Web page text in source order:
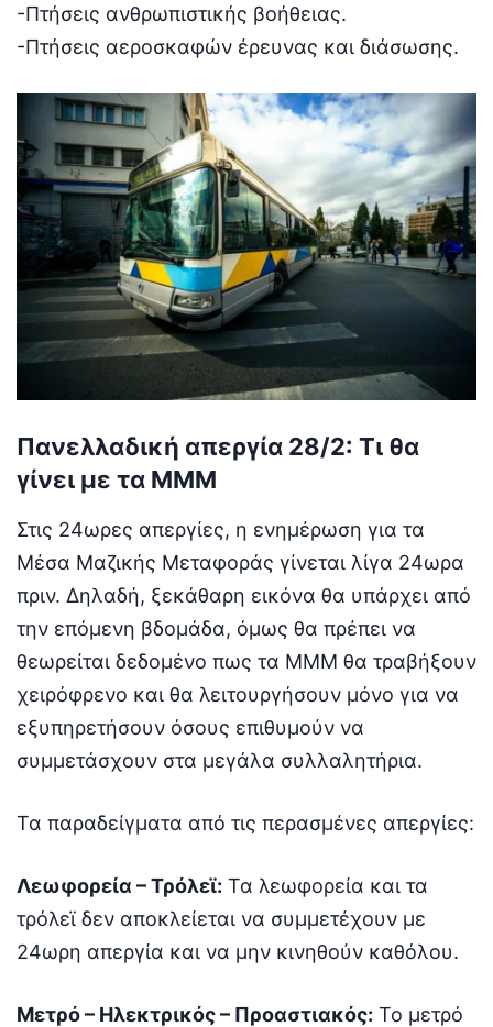
-Πτήσεις ανθρωπιστικής βοήθειας.
-Πτήσεις αεροσκαφών έρευνας και διάσωσης.
Πανελλαδική απεργία 28/2: Τι θα
γίνει με τα ΜΜΜ
Στις 24ωρες απεργίες, η ενημέρωση για τα
Μέσα Μαζικής Μεταφοράς γίνεται λίγα 24ωρα
πριν. Δηλαδή, ξεκάθαρη εικόνα θα υπάρχει από
την επόμενη βδομάδα, όμως θα πρέπει να
θεωρείται δεδομένο πως τα ΜΜΜ θα τραβήξουν
χειρόφρενο και θα λειτουργήσουν μόνο για να
εξυπηρετήσουν όσους επιθυμούν να
συμμετάσχουν στα μεγάλα συλλαλητήρια.
Τα παραδείγματα από τις περασμένες απεργίες:
Λεωφορεία – Τρόλεϊ: Τα λεωφορεία και τα
τρόλεϊ δεν αποκλείεται να συμμετέχουν με
24ωρη απεργία και να μην κινηθούν καθόλου.
Μετρό – Ηλεκτρικός – Προαστιακός: Το μετρό